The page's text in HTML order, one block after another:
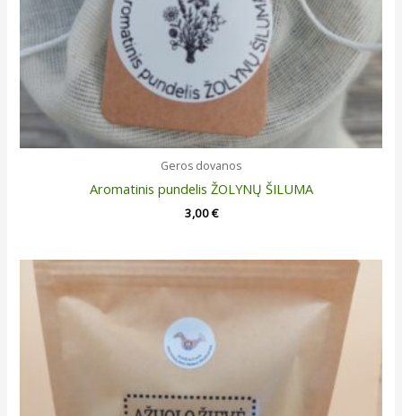
Geros dovanos
Aromatinis pundelis ŽOLYNŲ ŠILUMA
3,00€